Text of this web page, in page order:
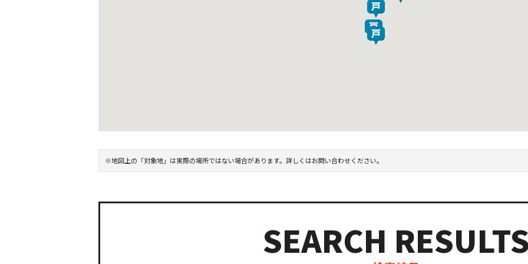
※地図上の「対象地」は実際の場所ではない場合があります。詳しくはお問い合わせください。
SEARCH